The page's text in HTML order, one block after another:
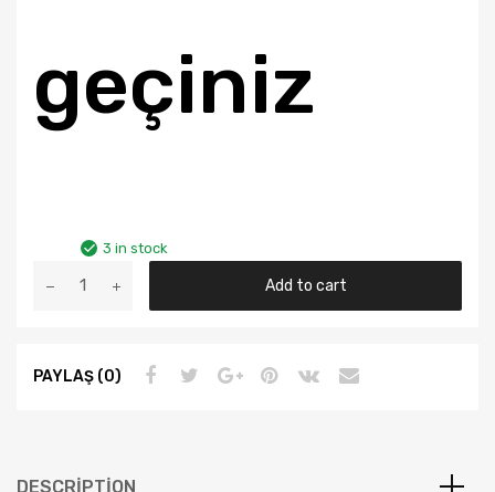
geçiniz
3 in stock
Üzeri
Beyaz
Add to cart
PAYLAŞ (0)
DESCRIPTION